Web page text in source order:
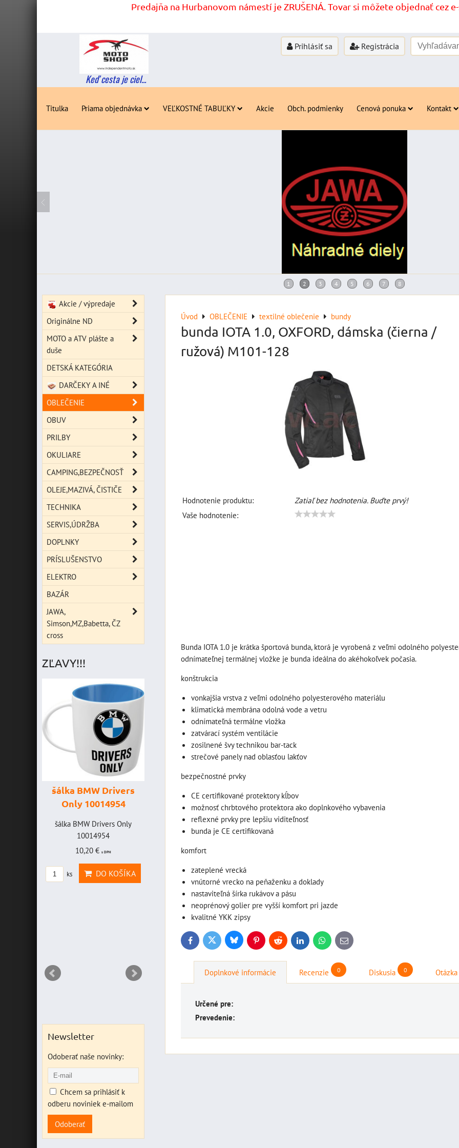
Predajňa na Hurbanovom námestí je ZRUŠENÁ. Tovar si môžete objednať cez
Keď cesta je ciel...
Prihlásiť sa Registrácia
Titulka Priama objednávka VEĽKOSTNÉ TABUĽKY Akcie Obch. podmienky Cenová ponuka Kontakt
Úvod OBLEČENIE textilné oblečenie bundy
bunda IOTA 1.0, OXFORD, dámska (čierna /
ružová) M101-128
Hodnotenie produktu:
Zatiaľ bez hodnotenia. Buďte prvý!
Vaše hodnotenie:
Bunda IOTA 1.0 je krátka športová bunda, ktorá je vyrobená z veľmi odolného
odnímateľnej termálnej vložke je bunda ideálna do akéhokoľvek počasia.
konštrukcia
vonkajšia vrstva z veľmi odolného polyesterového materiálu
klimatická membrána odolná vode a vetru
odnímateľná termálne vložka
zatvárací systém ventilácie
zosilnené švy technikou bar-tack
strečové panely nad oblasťou lakťov
bezpečnostné prvky
CE certifikované protektory kĺbov
možnosť chrbtového protektora ako doplnkového vybavenia
reflexné prvky pre lepšiu viditeľnosť
bunda je CE certifikovaná
komfort
zateplené vrecká
vnútorné vrecko na peňaženku a doklady
nastaviteľná šírka rukávov a pásu
neoprénový golier pre vyšší komfort pri jazde
kvalitné YKK zipsy
FacebookTwitter BlueskyPinterestReddit LinkedInWhatsApp
E-
mail
Doplnkové informácie Recenzie 0 Diskusia 0
Určené pre:
Prevedenie:
Akcie / výpredaje
Originálne ND
MOTO a ATV plášte a
duše
DETSKÁ KATEGÓRIA
DARČEKY A INÉ
OBLEČENIE
OBUV
PRILBY
OKULIARE
CAMPING,BEZPEČNOSŤ
OLEJE,MAZIVÁ, ČISTIČE
TECHNIKA
SERVIS,ÚDRŽBA
DOPLNKY
PRÍSLUŠENSTVO
ELEKTRO
BAZÁR
JAWA,
Simson,MZ,Babetta, ČZ
cross
ZĽAVY!!!
šálka BMW Drivers
Only 10014954
šálka BMW Drivers Only
10014954
10,20 € s DPH
ks DO KOŠÍKA
šálka "Yamaha
VR46" 10014772
šálka "Yamaha VR46"
10014772
19,46 €
DO KOŠÍKA
štartovací box s
digitálnym
banka, štartovací
prúd 4000 A, NOCO
GENIUS BOOST PRO
GB150 (NOCO USA)
štartovací...
333,83 €
s DPH
Newsletter
Odoberať naše novinky:
Chcem sa prihlásiť k
odberu noviniek e-mailom
Odoberať